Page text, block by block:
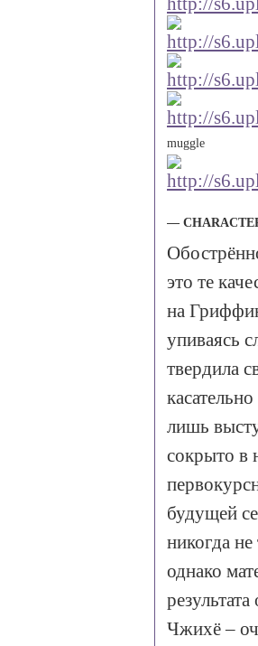
muggle
—
это те
на
упиваясь
твердила
лишь
сокрыто в
будущей
никогда
однако
Чжихё –